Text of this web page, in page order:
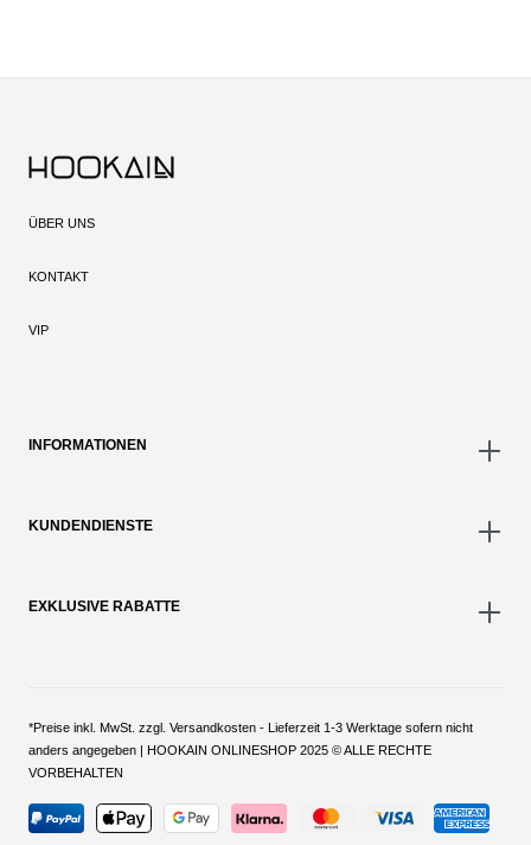
ÜBER UNS
KONTAKT
VIP
INFORMATIONEN
KUNDENDIENSTE
EXKLUSIVE RABATTE
*Preise inkl. MwSt. zzgl. Versandkosten - Lieferzeit 1-3 Werktage sofern nicht
anders angegeben | HOOKAIN ONLINESHOP 2025 © ALLE RECHTE
VORBEHALTEN